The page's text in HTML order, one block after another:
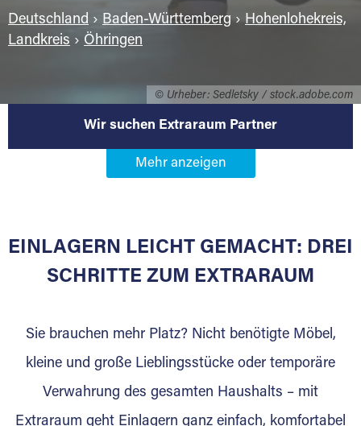
© Urheber: Sedletsky / stock.adobe.com
Deutschland › Baden-Württemberg › Hohenlohekreis,
Landkreis › Öhringen
Wir suchen Extraraum Partner
Werden Sie Extraraum Partner in
Sie bieten Kunden Lagerraum zur Miete, der
für die Einlagerung von Umzugsgut gebaut
Lagerkunden und Vermietungen.
Ihre Vorteile als Extraraum Partner:
Marktgerechte Preise
Digitale Buchungsplattform
EINLAGERN LEICHT GEMACHT: DREI
SCHRITTE ZUM EXTRARAUM
Sie brauchen mehr Platz? Nicht benötigte Möbel,
kleine und große Lieblingsstücke oder temporäre
Verwahrung des gesamten Haushalts – mit
Extraraum geht Einlagern ganz einfach, komfortabel